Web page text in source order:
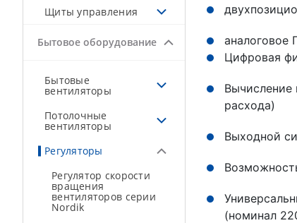
Щиты управления
Бытовое оборудование
Бытовые
вентиляторы
Потолочные
вентиляторы
Регуляторы
Регулятор скорости
вращения
вентиляторов серии
Nordik
аналоговое
Цифровая
Вычисление
расхода)
Выходной
(номинал